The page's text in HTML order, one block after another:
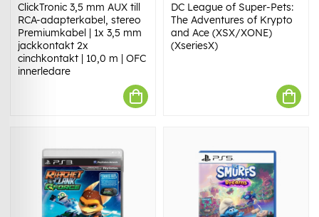
ClickTronic 3,5 mm AUX till
RCA-adapterkabel, stereo
Premiumkabel | 1x 3,5 mm
jackkontakt 2x
cinchkontakt | 10,0 m | OFC
innerledare
DC League of Super-Pets:
The Adventures of Krypto
and Ace (XSX/XONE)
(XseriesX)